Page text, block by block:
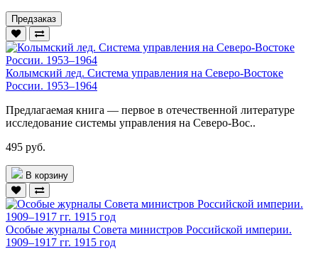
Предзаказ
Колымский лед. Система управления на Северо-Востоке
России. 1953–1964
Предлагаемая книга — первое в отечественной литературе
исследование системы управления на Северо-Вос..
495 руб.
В корзину
Особые журналы Совета министров Российской империи.
1909–1917 гг. 1915 год